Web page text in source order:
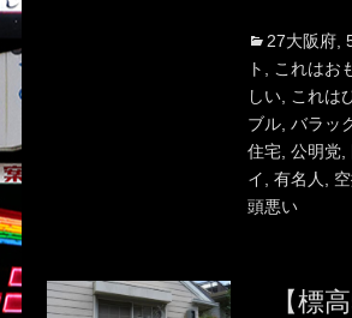
Categories
27大阪府,
ト
これはお
しい, これは
ブル, バラッ
住宅, 公明党,
イ
有名人
頭悪い
【標